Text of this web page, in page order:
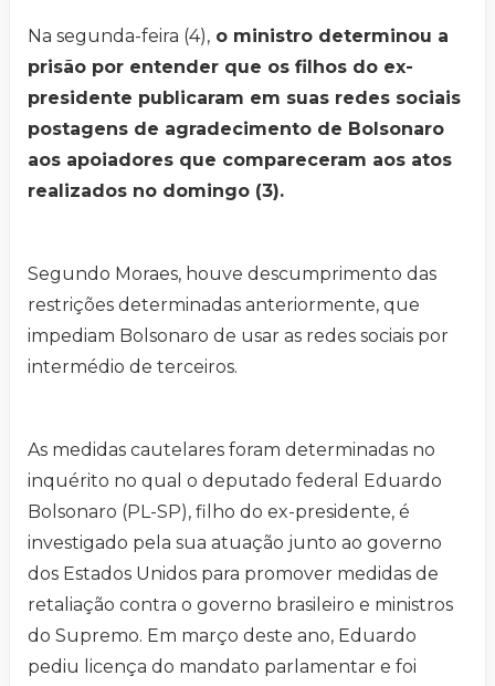
Na segunda-feira (4), o ministro determinou a
prisão por entender que os filhos do ex-
presidente publicaram em suas redes sociais
postagens de agradecimento de Bolsonaro
aos apoiadores que compareceram aos atos
realizados no domingo (3).
Segundo Moraes, houve descumprimento das
restrições determinadas anteriormente, que
impediam Bolsonaro de usar as redes sociais por
intermédio de terceiros.
As medidas cautelares foram determinadas no
inquérito no qual o deputado federal Eduardo
Bolsonaro (PL-SP), filho do ex-presidente, é
investigado pela sua atuação junto ao governo
dos Estados Unidos para promover medidas de
retaliação contra o governo brasileiro e ministros
do Supremo. Em março deste ano, Eduardo
pediu licença do mandato parlamentar e foi